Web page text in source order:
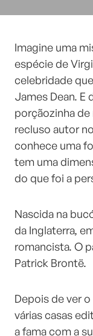
Imagine uma
espécie de
celebridade
James Dean. E
porçãozinha de
recluso autor
conhece uma
tem uma
do que foi a
Nascida na
da Inglaterra,
romancista. O
Patrick Brontë.
Depois de ver
várias casas
a fama com a